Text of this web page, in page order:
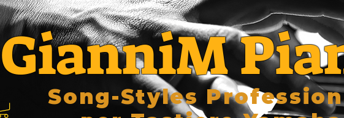
GianniM
Song-Styles